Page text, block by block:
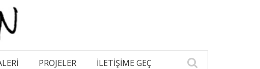
PROJELER İLETİŞİME GEÇ